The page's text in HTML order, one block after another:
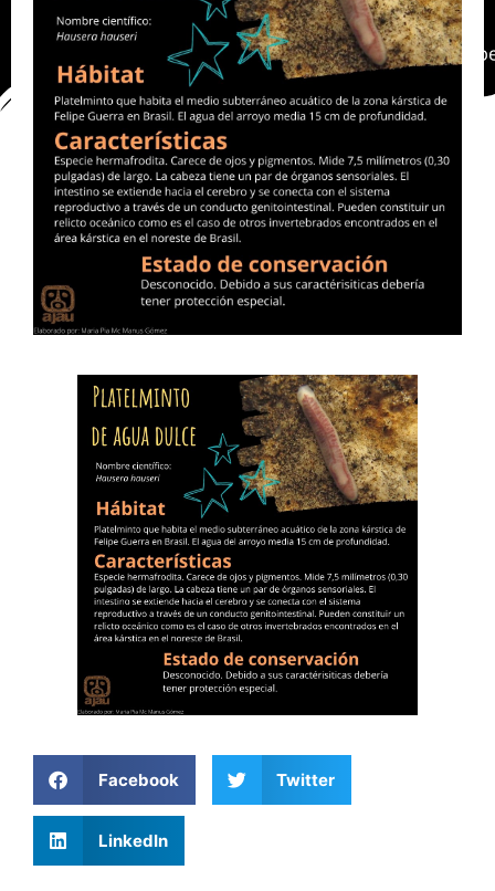
Facebook Twitter
LinkedIn